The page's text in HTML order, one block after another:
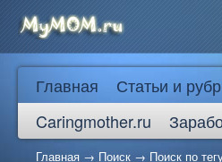
Главная Статьи и
Caringmother.ru
Главная → Поиск → Поиск по